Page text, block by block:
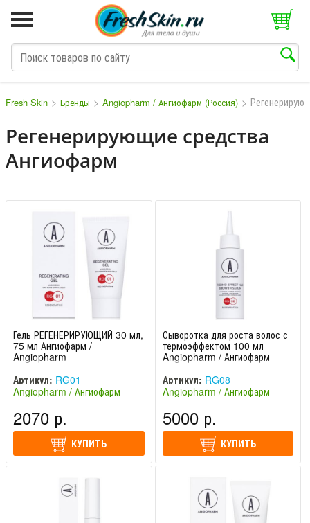
Fresh Skin > Бренды > Angiopharm / Ангиофарм (Россия) >
Регенерирующие средства
Ангиофарм
Гель РЕГЕНЕРИРУЮЩИЙ 30 мл,
75 мл Ангиофарм /
Angiopharm
Артикул: RG01
Angiopharm / Ангиофарм
2070 р.
КУПИТЬ
Сыворотка для роста волос с
термоэффектом 100 мл
Angiopharm / Ангиофарм
Артикул: RG08
Angiopharm / Ангиофарм
5000 р.
КУПИТЬ
M N O P Q